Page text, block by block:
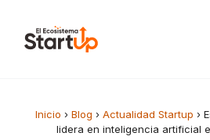
Inicio › Blog › Actualidad Startup ›
lidera en inteligencia artificial